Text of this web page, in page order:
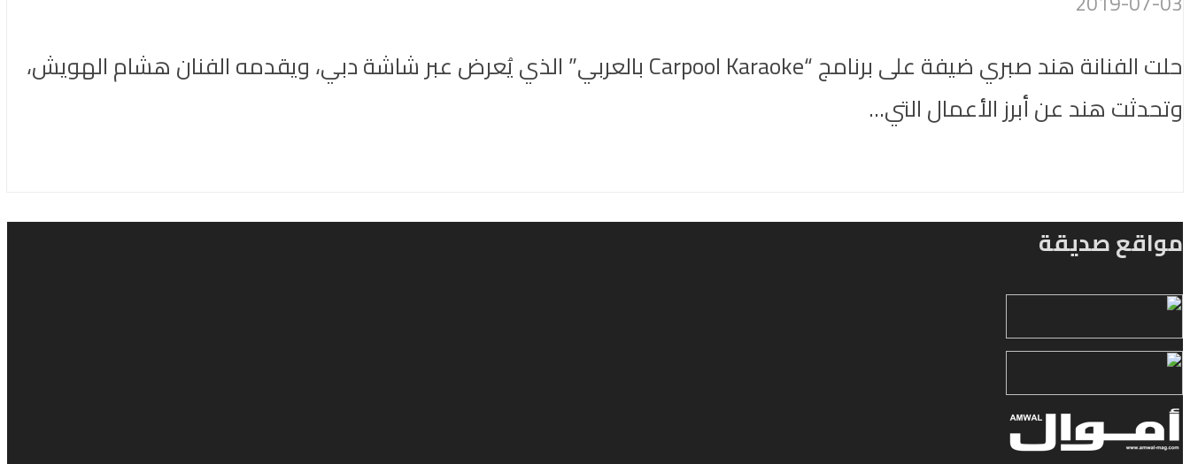
حلت الفنانة هند صبري ضيفة على برنامج “Carpool Karaoke بالعربي” الذي يُعرض عبر شاشة دبي، ويقدمه الفنان هشام الهويش،
وتحدثت هند عن أبرز الأعمال التي...
مواقع صديقة